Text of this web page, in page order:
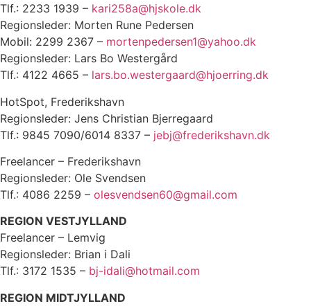
Tlf.: 2233 1939 – kari258a@hjskole.dk
Regionsleder: Morten Rune Pedersen
Mobil: 2299 2367 – mortenpedersen1@yahoo.dk
Regionsleder: Lars Bo Westergård
Tlf.: 4122 4665 – lars.bo.westergaard@hjoerring.dk
HotSpot, Frederikshavn
Regionsleder: Jens Christian Bjerregaard
Tlf.: 9845 7090/6014 8337 – jebj@frederikshavn.dk
Freelancer – Frederikshavn
Regionsleder: Ole Svendsen
Tlf.: 4086 2259 – olesvendsen60@gmail.com
REGION VESTJYLLAND
Freelancer – Lemvig
Regionsleder: Brian i Dali
Tlf.: 3172 1535 – bj-idali@hotmail.com
REGION MIDTJYLLAND